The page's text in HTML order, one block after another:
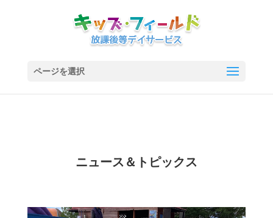
ページを選択
ニュース＆トピックス